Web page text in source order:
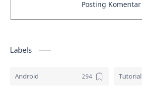
Posting Komentar
Labels
Android Tutorial